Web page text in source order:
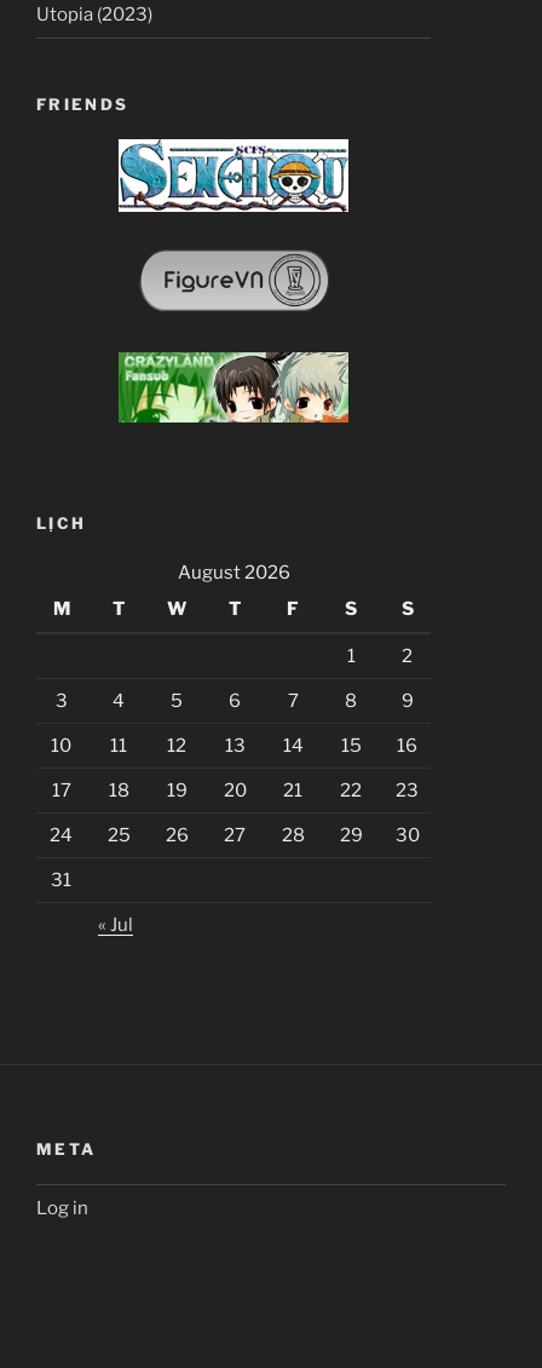
Utopia (2023)
FRIENDS
LỊCH
August 2026
M
T W T F S S
1 2
3 4 5 6 7 8 9
10 11 12 13 14 15 16
17 18 19 20 21 22 23
24 25 26 27 28 29 30
31
« Jul
META
Log in